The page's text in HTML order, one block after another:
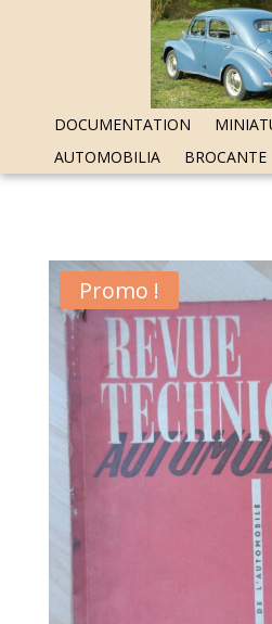
DOCUMENTATION
AUTOMOBILIA
BROCANTE
Promo !